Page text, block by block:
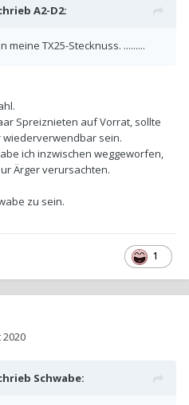
A2-D2:
TX25-Stecknuss. .........
Spreiznieten auf Vorrat, sollte
sein.
ich inzwischen weggeworfen,
Ärger verursachten.
zu sein.
1
2020
Schwabe: